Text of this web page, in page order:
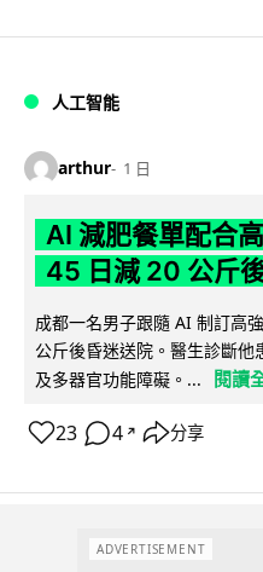
人工智能
arthur 1 日
AI 減肥餐單配合
45 日減 20 公斤
成都一名男子跟隨 AI 制訂高
公斤後昏迷送院。醫生診斷
及多器官功能障礙。...
閱讀
23 4 ↗ 分享
ADVERTISEMENT